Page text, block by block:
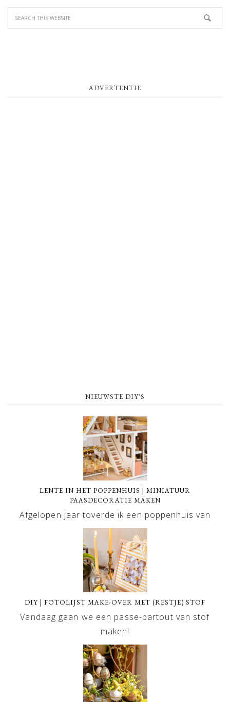
ADVERTENTIE
NIEUWSTE DIY’S
LENTE IN HET POPPENHUIS | MINIATUUR
PAASDECORATIE MAKEN
Afgelopen jaar toverde ik een poppenhuis van
DIY | FOTOLIJST MAKE-OVER MET (RESTJE) STOF
Vandaag gaan we een passe-partout van stof
maken!